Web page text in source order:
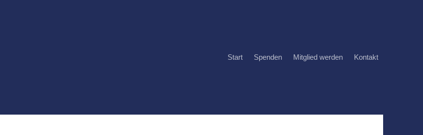
Start Spenden Mitglied werden Kontakt